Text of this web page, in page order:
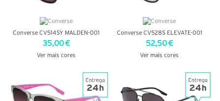
Converse CV514SY MALDEN-001
35,00 €
Ver mais cores
Converse CV528S ELEVATE-001
52,50 €
Ver mais cores